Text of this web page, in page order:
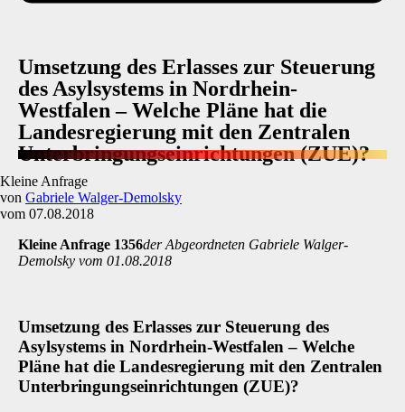
Umsetzung des Erlasses zur Steuerung
des Asylsystems in Nordrhein-
Westfalen – Welche Pläne hat die
Landesregierung mit den Zentralen
Unterbringungseinrichtungen (ZUE)?
Kleine Anfrage
von Gabriele Walger-Demolsky
vom 07.08.2018
Kleine Anfrage 1356der Abgeordneten Gabriele Walger-
Demolsky vom 01.08.2018
Umsetzung des Erlasses zur Steuerung des
Asylsystems in Nordrhein-Westfalen – Welche
Pläne hat die Landesregierung mit den Zentralen
Unterbringungseinrichtungen (ZUE)?